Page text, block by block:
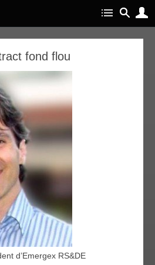
fond flou
d’Emergex RS&DE